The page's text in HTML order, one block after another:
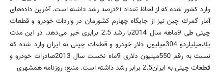
وارد كشور شده كه از ‌لحاظ تعداد ۶۱درصد رشد داشته است. آخرین داده‌های
آمار گمرك چین نیز از جایگاه چهارم كشورمان در واردات خودرو و قطعات
چینی طی 9ماهه سال 2014با رشد 2.5 برابری خبر می‌دهد. در این مدت
یك‌میلیاردو 304میلیون دلار خودرو و قطعات چینی به ایران وارد شده كه
نسبت به رقم 550میلیون دلاری 9‌ماه نخست سال 2013صادرات خودرو و
قطعات چینی به ایران2.5 برابر رشد داشته است. منبع: روزنامه همشهری